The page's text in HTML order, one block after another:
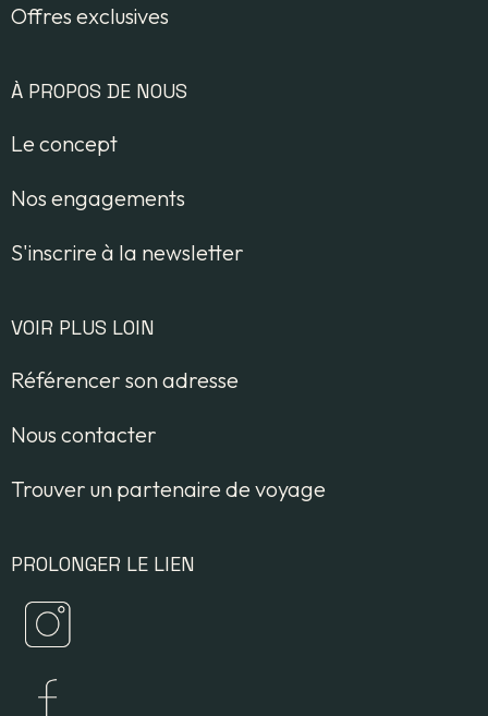
Offres exclusives
À PROPOS DE NOUS
Le concept
Nos engagements
S'inscrire à la newsletter
VOIR PLUS LOIN
Référencer son adresse
Nous contacter
Trouver un partenaire de voyage
PROLONGER LE LIEN